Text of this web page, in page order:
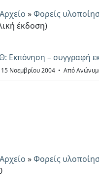
Αρχείο »Φορείς
έκδοση)
Εκπόνηση – συγγραφή
15 Νοεμβρίου 2004 Από
Αρχείο »Φορείς